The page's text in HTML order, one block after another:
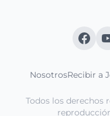
NosotrosRecibir a
Todos los derechos